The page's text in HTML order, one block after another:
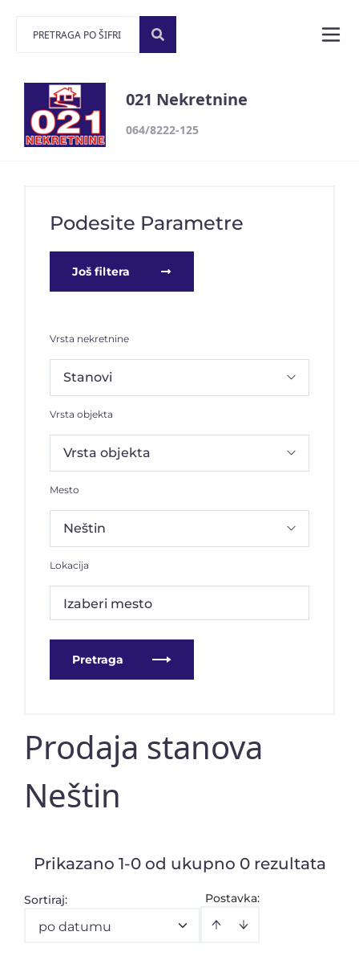
021 Nekretnine
064/8222-125
Podesite Parametre
Još filtera
Vrsta nekretnine
Vrsta objekta
Mesto
Lokacija
Izaberi mesto
Pretraga
Prodaja stanova
Neštin
Prikazano 1-0 od ukupno 0 rezultata
Postavka:
Sortiraj:
po datumu